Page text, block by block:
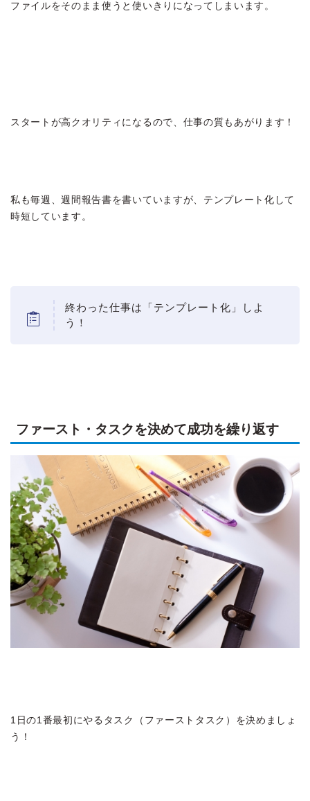
ファイルをそのまま使うと使いきりになってしまいます。
スタートが高クオリティになるので、仕事の質もあがります！
私も毎週、週間報告書を書いていますが、テンプレート化して
時短しています。
終わった仕事は「テンプレート化」しよ
う！
ファースト・タスクを決めて成功を繰り返す
1日の1番最初にやるタスク（ファーストタスク）を決めましょ
う！